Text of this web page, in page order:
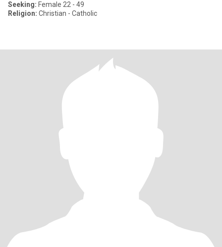
Seeking: Female 22 - 49
Religion: Christian - Catholic